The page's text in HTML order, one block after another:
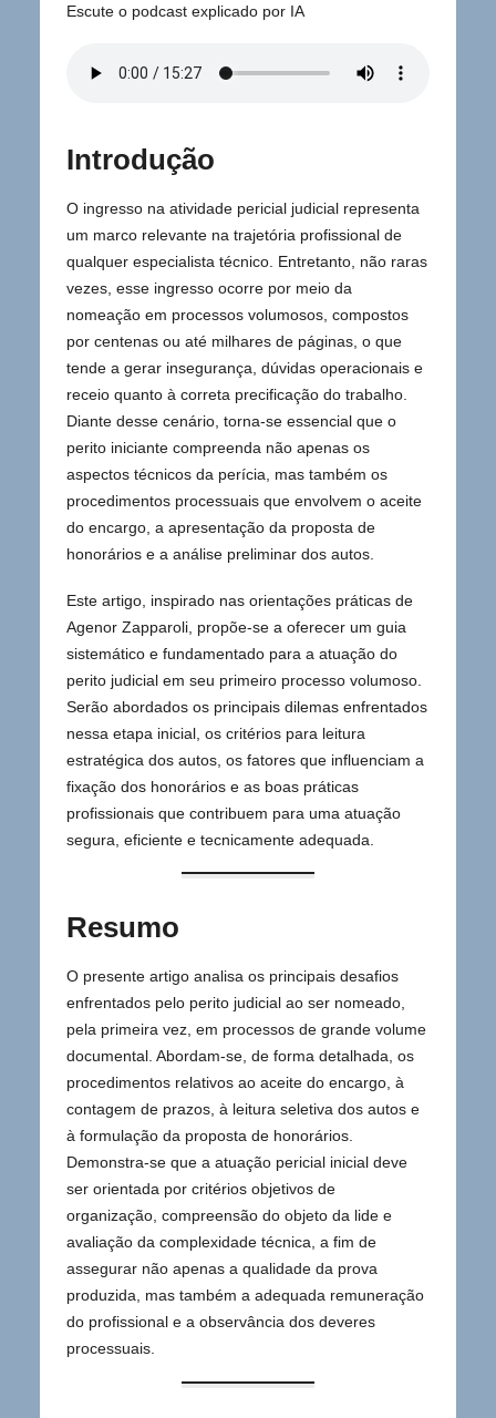
Escute o podcast explicado por IA
Introdução
O ingresso na atividade pericial judicial representa
um marco relevante na trajetória profissional de
qualquer especialista técnico. Entretanto, não raras
vezes, esse ingresso ocorre por meio da
nomeação em processos volumosos, compostos
por centenas ou até milhares de páginas, o que
tende a gerar insegurança, dúvidas operacionais e
receio quanto à correta precificação do trabalho.
Diante desse cenário, torna-se essencial que o
perito iniciante compreenda não apenas os
aspectos técnicos da perícia, mas também os
procedimentos processuais que envolvem o aceite
do encargo, a apresentação da proposta de
honorários e a análise preliminar dos autos.
Este artigo, inspirado nas orientações práticas de
Agenor Zapparoli, propõe-se a oferecer um guia
sistemático e fundamentado para a atuação do
perito judicial em seu primeiro processo volumoso.
Serão abordados os principais dilemas enfrentados
nessa etapa inicial, os critérios para leitura
estratégica dos autos, os fatores que influenciam a
fixação dos honorários e as boas práticas
profissionais que contribuem para uma atuação
segura, eficiente e tecnicamente adequada.
Resumo
O presente artigo analisa os principais desafios
enfrentados pelo perito judicial ao ser nomeado,
pela primeira vez, em processos de grande volume
documental. Abordam-se, de forma detalhada, os
procedimentos relativos ao aceite do encargo, à
contagem de prazos, à leitura seletiva dos autos e
à formulação da proposta de honorários.
Demonstra-se que a atuação pericial inicial deve
ser orientada por critérios objetivos de
organização, compreensão do objeto da lide e
avaliação da complexidade técnica, a fim de
assegurar não apenas a qualidade da prova
produzida, mas também a adequada remuneração
do profissional e a observância dos deveres
processuais.